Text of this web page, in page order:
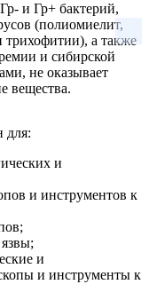
и Гр+ бактерий,
(полиомиелит,
а также
и сибирской
не оказывает
вещества.
для:
и
и инструментов к
и
и инструменты к